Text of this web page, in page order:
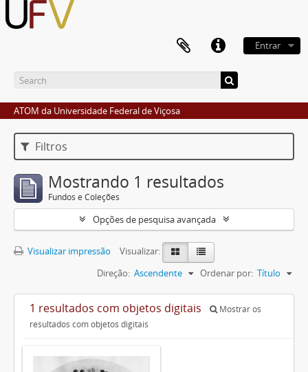
Entrar
ATOM da Universidade Federal de Viçosa
Filtros
Mostrando 1 resultados
Fundos e Coleções
Opções de pesquisa avançada
Visualizar impressão
Visualizar:
Ordenar por: Título
Direção: Ascendente
1 resultados com objetos digitais
Mostrar os
resultados com objetos digitais